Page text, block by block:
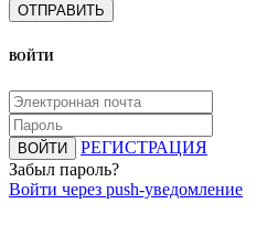
ОТПРАВИТЬ
ВОЙТИ
ВОЙТИ
РЕГИСТРАЦИЯ
Забыл пароль?
Войти через push-уведомление